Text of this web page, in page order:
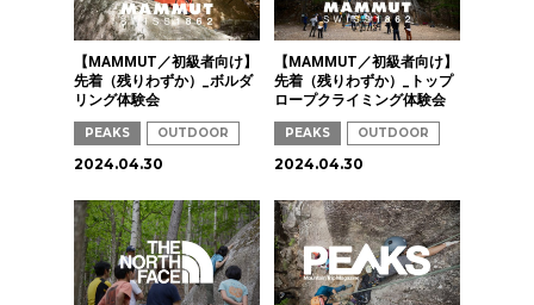
【MAMMUT／初級者向け】
先着（残りわずか）_ボルダ
リング体験会
PEAKS OUTDOOR
2024.04.30
【MAMMUT／初級者向け】
先着（残りわずか）_トップ
ロープクライミング体験会
PEAKS OUTDOOR
2024.04.30